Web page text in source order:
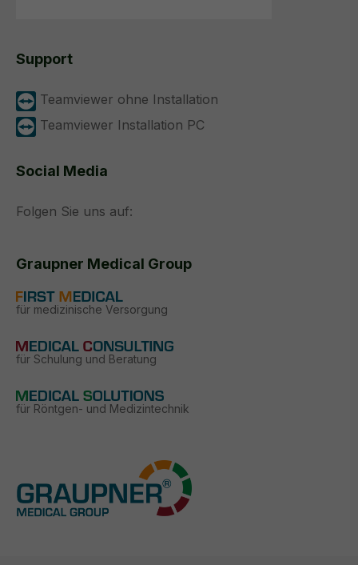
Support
Teamviewer ohne Installation
Teamviewer Installation PC
Social Media
Folgen Sie uns auf:
Graupner Medical Group
für medizinische Versorgung
für Schulung und Beratung
für Röntgen- und Medizintechnik